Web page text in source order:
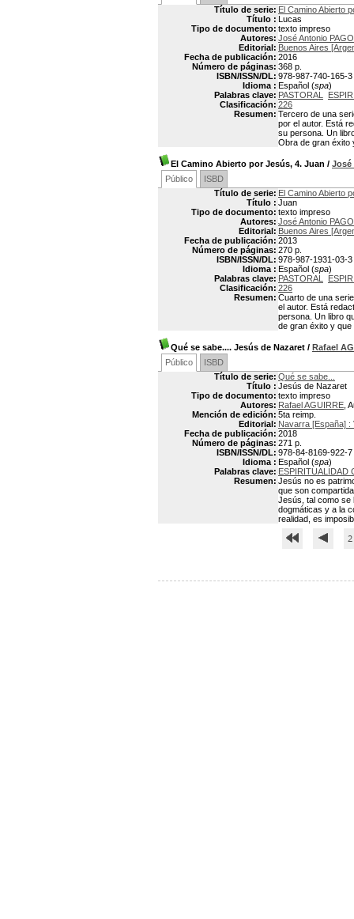
Título de serie: El Camino Abierto
Título : Lucas
Tipo de documento: texto impreso
Autores: José Antonio
Editorial: Buenos Aires
Fecha de publicación: 2016
Número de páginas: 368 p.
ISBN/ISSN/DL: 978-987-740-165-3
Idioma : Español (spa)
Palabras clave: PASTORAL
Clasificación: 226
Resumen: Tercero de una
por el autor. Está
su persona. Un
Obra de gran éxito
El Camino Abierto por Jesús, 4. Juan / José
Público
ISBD
Título de serie: El Camino Abierto
Título : Juan
Tipo de documento: texto impreso
Autores: José Antonio
Editorial: Buenos Aires
Fecha de publicación: 2013
Número de páginas: 270 p.
ISBN/ISSN/DL: 978-987-1931-03-3
Idioma : Español (spa)
Palabras clave: PASTORAL
Clasificación: 226
Resumen: Cuarto de una
el autor. Está
persona. Un libro
de gran éxito y
Qué se sabe.... Jesús de Nazaret / Rafael
Público
ISBD
Título de serie: Qué se sabe...
Título : Jesús de Nazaret
Tipo de documento: texto impreso
Autores: Rafael AGUIRRE ,
Mención de edición: 5ta reimp.
Editorial: Navarra [España] :
Fecha de publicación: 2018
Número de páginas: 271 p.
ISBN/ISSN/DL: 978-84-8169-922-7
Idioma : Español (spa)
Palabras clave: ESPIRITUALIDAD
Resumen: Jesús no es
que son
Jesús, tal como se
dogmáticas y a la
realidad, es
2